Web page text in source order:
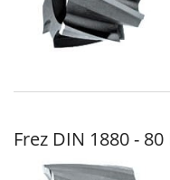
Frez DIN 1880 - 80